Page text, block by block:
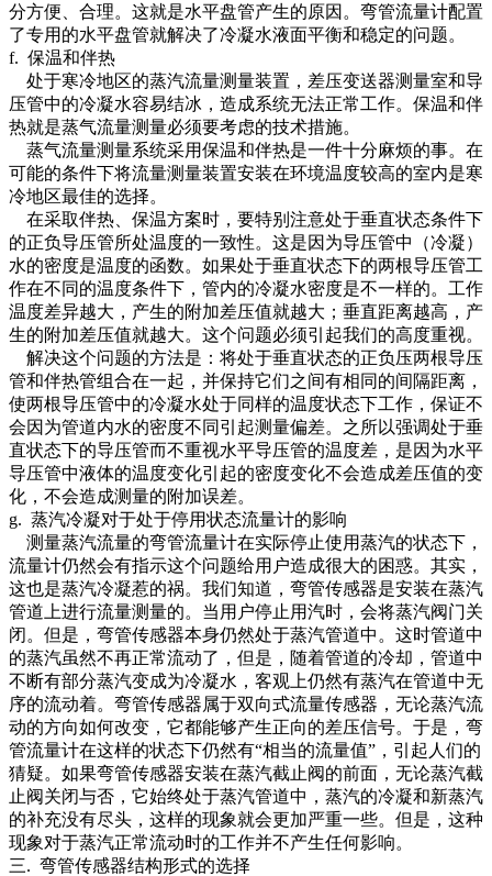
分方便、合理。这就是水平盘管产生的原因。弯管流量计配置
了专用的水平盘管就解决了冷凝水液面平衡和稳定的问题。
f. 保温和伴热
处于寒冷地区的蒸汽流量测量装置，差压变送器测量室和导
压管中的冷凝水容易结冰，造成系统无法正常工作。保温和伴
热就是蒸气流量测量必须要考虑的技术措施。
蒸气流量测量系统采用保温和伴热是一件十分麻烦的事。在
可能的条件下将流量测量装置安装在环境温度较高的室内是寒
冷地区最佳的选择。
在采取伴热、保温方案时，要特别注意处于垂直状态条件下
的正负导压管所处温度的一致性。这是因为导压管中（冷凝）
水的密度是温度的函数。如果处于垂直状态下的两根导压管工
作在不同的温度条件下，管内的冷凝水密度是不一样的。工作
温度差异越大，产生的附加差压值就越大；垂直距离越高，产
生的附加差压值就越大。这个问题必须引起我们的高度重视。
解决这个问题的方法是：将处于垂直状态的正负压两根导压
管和伴热管组合在一起，并保持它们之间有相同的间隔距离，
使两根导压管中的冷凝水处于同样的温度状态下工作，保证不
会因为管道内水的密度不同引起测量偏差。之所以强调处于垂
直状态下的导压管而不重视水平导压管的温度差，是因为水平
导压管中液体的温度变化引起的密度变化不会造成差压值的变
化，不会造成测量的附加误差。
g. 蒸汽冷凝对于处于停用状态流量计的影响
测量蒸汽流量的弯管流量计在实际停止使用蒸汽的状态下，
流量计仍然会有指示这个问题给用户造成很大的困惑。其实，
这也是蒸汽冷凝惹的祸。我们知道，弯管传感器是安装在蒸汽
管道上进行流量测量的。当用户停止用汽时，会将蒸汽阀门关
闭。但是，弯管传感器本身仍然处于蒸汽管道中。这时管道中
的蒸汽虽然不再正常流动了，但是，随着管道的冷却，管道中
不断有部分蒸汽变成为冷凝水，客观上仍然有蒸汽在管道中无
序的流动着。弯管传感器属于双向式流量传感器，无论蒸汽流
动的方向如何改变，它都能够产生正向的差压信号。于是，弯
管流量计在这样的状态下仍然有“相当的流量值”，引起人们的
猜疑。如果弯管传感器安装在蒸汽截止阀的前面，无论蒸汽截
止阀关闭与否，它始终处于蒸汽管道中，蒸汽的冷凝和新蒸汽
的补充没有尽头，这样的现象就会更加严重一些。但是，这种
现象对于蒸汽正常流动时的工作并不产生任何影响。
三. 弯管传感器结构形式的选择